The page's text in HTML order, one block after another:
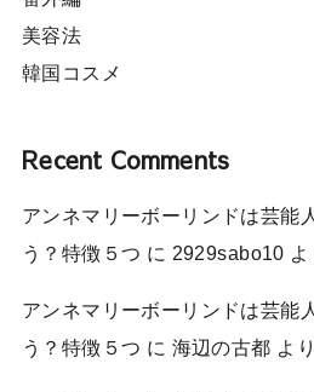
美容法
韓国コスメ
Recent Comments
アンネマリーボーリンドは芸能
う？特徴５つ に 2929sabo10 よ
アンネマリーボーリンドは芸能
う？特徴５つ に 海辺の古都 より